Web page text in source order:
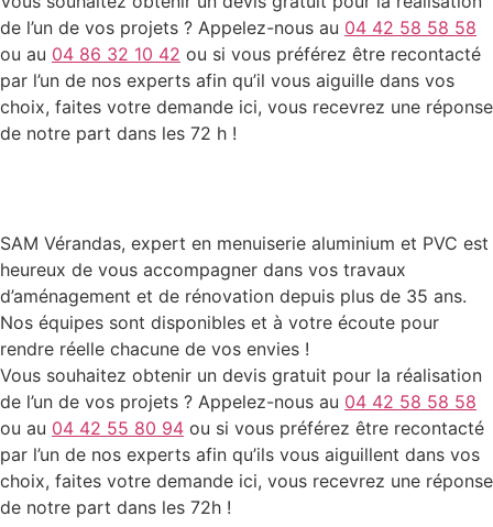
de l’un de vos projets ? Appelez-nous au 04 42 58 58 58
ou au 04 86 32 10 42 ou si vous préférez être recontacté
par l’un de nos experts afin qu’il vous aiguille dans vos
choix, faites votre demande ici, vous recevrez une réponse
de notre part dans les 72 h !
SAM Vérandas, expert en menuiserie aluminium et PVC est
heureux de vous accompagner dans vos travaux
d’aménagement et de rénovation depuis plus de 35 ans.
Nos équipes sont disponibles et à votre écoute pour
rendre réelle chacune de vos envies !
Vous souhaitez obtenir un devis gratuit pour la réalisation
de l’un de vos projets ? Appelez-nous au 04 42 58 58 58
ou au 04 42 55 80 94 ou si vous préférez être recontacté
par l’un de nos experts afin qu’ils vous aiguillent dans vos
choix, faites votre demande ici, vous recevrez une réponse
de notre part dans les 72h !